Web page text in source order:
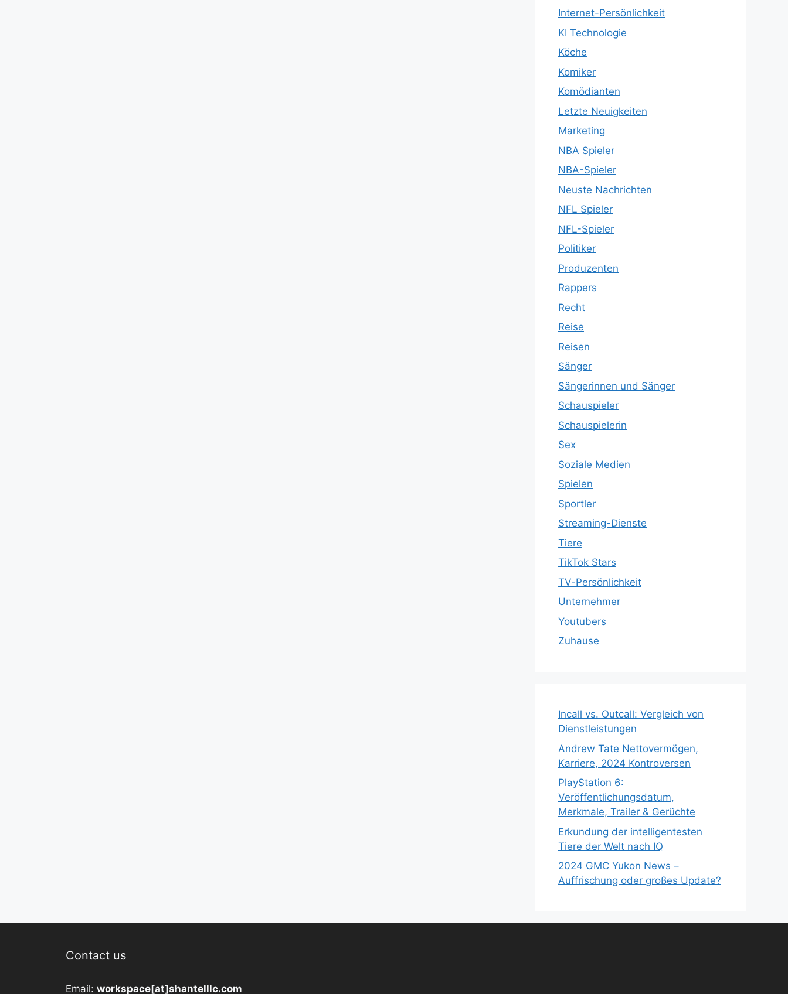
Internet-Persönlichkeit
KI Technologie
Köche
Komiker
Komödianten
Letzte Neuigkeiten
Marketing
NBA Spieler
NBA-Spieler
Neuste Nachrichten
NFL Spieler
NFL-Spieler
Politiker
Produzenten
Rappers
Recht
Reise
Reisen
Sänger
Sängerinnen und Sänger
Schauspieler
Schauspielerin
Sex
Soziale Medien
Spielen
Sportler
Streaming-Dienste
Tiere
TikTok Stars
TV-Persönlichkeit
Unternehmer
Youtubers
Zuhause
Incall vs. Outcall: Vergleich von
Dienstleistungen
Andrew Tate Nettovermögen,
Karriere, 2024 Kontroversen
PlayStation 6:
Veröffentlichungsdatum,
Merkmale, Trailer & Gerüchte
Erkundung der intelligentesten
Tiere der Welt nach IQ
2024 GMC Yukon News –
Auffrischung oder großes Update?
Contact us
Email: workspace[at]shantelllc.com